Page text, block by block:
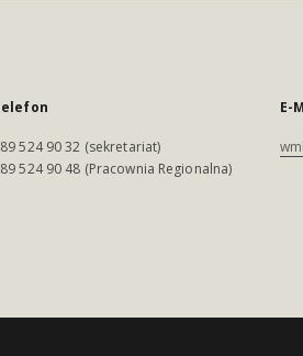
524 90 32 (sekretariat)
524 90 48 (Pracownia Regionalna)
E-